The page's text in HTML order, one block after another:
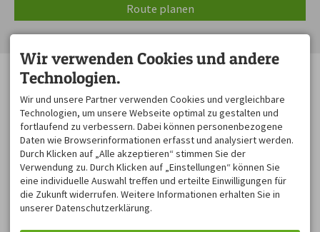
Route planen
KONTAKT
Haus Rudow
Gerberstraße 8 b
87561 Oberstdorf
DEUTSCHLAND
Tel.+49 8322 8172
Fax +49 8322 806 94
Mobil+49 151 585 029 33
fewo-rudow@gmx.de
sorgen für Erholung und
Entspannung nach den
vielfältig vorhandenen
Möglichkeiten für
Aktivitäten bei uns in
Oberstdorf und Umgebung.
LAGE
Unser Haus mit vier
Wir verwenden Cookies und andere
Technologien.
Wir und unsere Partner verwenden Cookies und vergleichbare
Technologien, um unsere Webseite optimal zu gestalten und
fortlaufend zu verbessern. Dabei können personenbezogene
Daten wie Browserinformationen erfasst und analysiert werden.
Durch Klicken auf „Alle akzeptieren“ stimmen Sie der
Verwendung zu. Durch Klicken auf „Einstellungen“ können Sie
eine individuelle Auswahl treffen und erteilte Einwilligungen für
die Zukunft widerrufen. Weitere Informationen erhalten Sie in
unserer Datenschutzerklärung.